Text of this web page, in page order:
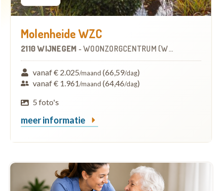
Molenheide WZC
2110 WIJNEGEM - WOONZORGCENTRUM (WZC)
vanaf € 2.025/maand (66,59/dag)
vanaf € 1.961/maand (64,46/dag)
5 foto's
meer informatie